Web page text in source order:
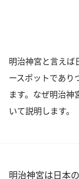
明治神宮と言えば
ースポットであり
ます。なぜ明治神
いて説明します。
明治神宮は日本